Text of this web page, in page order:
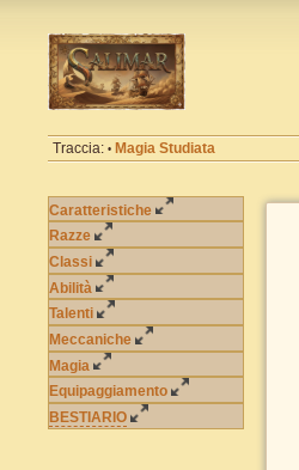
Traccia: • Magia Studiata
Caratteristiche
Razze
Classi
Abilità
Talenti
Meccaniche
Magia
Equipaggiamento
BESTIARIO